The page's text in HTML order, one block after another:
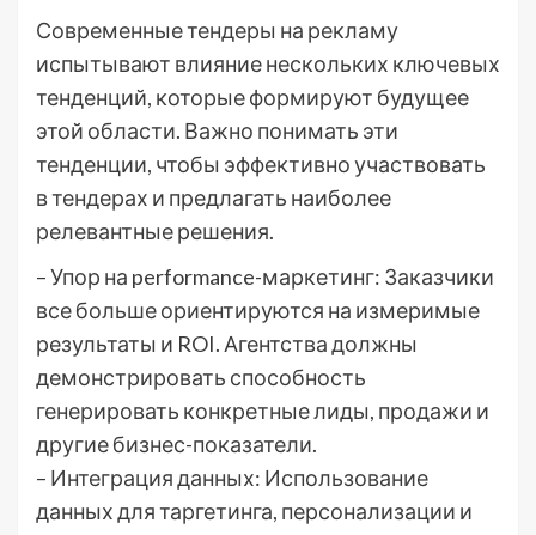
Современные тендеры на рекламу
испытывают влияние нескольких ключевых
тенденций, которые формируют будущее
этой области. Важно понимать эти
тенденции, чтобы эффективно участвовать
в тендерах и предлагать наиболее
релевантные решения.
– Упор на performance-маркетинг: Заказчики
все больше ориентируются на измеримые
результаты и ROI. Агентства должны
демонстрировать способность
генерировать конкретные лиды, продажи и
другие бизнес-показатели.
– Интеграция данных: Использование
данных для таргетинга, персонализации и